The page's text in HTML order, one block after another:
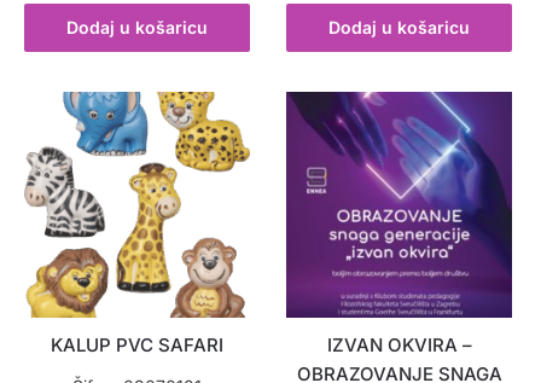
Dodaj u košaricu Dodaj u košaricu
KALUP PVC SAFARI
IZVAN OKVIRA –
OBRAZOVANJE SNAGA